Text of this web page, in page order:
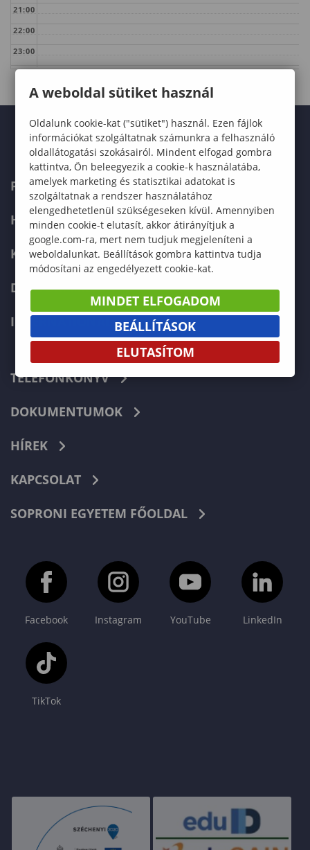
21:00
22:00
23:00
FELVÉTELIZŐKNEK
HALLGATÓKNAK
KÉPZÉSEK
DOKTORI ISKOLA
INTERNATIONAL
TELEFONKÖNYV
DOKUMENTUMOK
HÍREK
KAPCSOLAT
SOPRONI EGYETEM FŐOLDAL
Facebook Instagram YouTube LinkedIn
TikTok
A weboldal sütiket használ
Oldalunk cookie-kat ("sütiket") használ. Ezen fájlok
információkat szolgáltatnak számunkra a felhasználó
oldallátogatási szokásairól. Mindent elfogad gombra
kattintva, Ön beleegyezik a cookie-k használatába,
amelyek marketing és statisztikai adatokat is
szolgáltatnak a rendszer használatához
elengedhetetlenül szükségeseken kívül. Amennyiben
minden cookie-t elutasít, akkor átirányítjuk a
google.com-ra, mert nem tudjuk megjeleníteni a
weboldalunkat. Beállítások gombra kattintva tudja
módosítani az engedélyezett cookie-kat.
MINDET ELFOGADOM
BEÁLLÍTÁSOK
ELUTASÍTOM